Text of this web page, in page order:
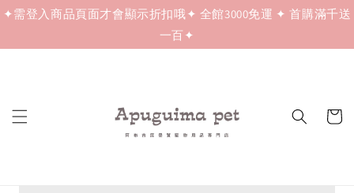
✦需登入商品頁面才會顯示折扣哦✦ 全館3000免運 ✦ 首購滿千送
一百✦